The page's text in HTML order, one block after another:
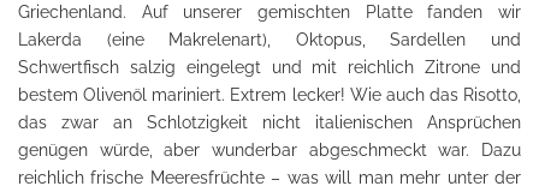
Griechenland. Auf unserer gemischten Platte fanden wir
Lakerda (eine Makrelenart), Oktopus, Sardellen und
Schwertfisch salzig eingelegt und mit reichlich Zitrone und
bestem Olivenöl mariniert. Extrem lecker! Wie auch das Risotto,
das zwar an Schlotzigkeit nicht italienischen Ansprüchen
genügen würde, aber wunderbar abgeschmeckt war. Dazu
reichlich frische Meeresfrüchte – was will man mehr unter der